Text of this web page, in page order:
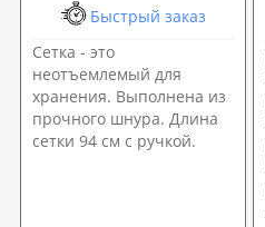
Быстрый заказ
Сетка - это
неотъемлемый для
хранения. Выполнена из
прочного шнура. Длина
сетки 94 см с ручкой.